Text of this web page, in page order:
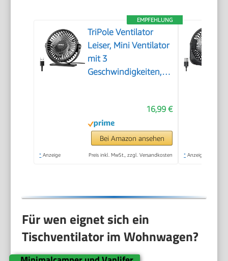
EMPFEHLUNG
TriPole Ventilator
Leiser, Mini Ventilator
mit 3
Geschwindigkeiten,
Tragbarer mit 360°
Neigung, Fan klein für
Einsatz Büro,
Schlafzimmer, Reisen
16,99 €
Bei Amazon ansehen
* Anzeige Preis inkl. MwSt., zzgl. Versandkosten * Anzeige
Für wen eignet sich ein
Tischventilator im Wohnwagen?